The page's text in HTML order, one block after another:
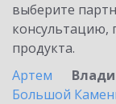
выберите
консультацию,
продукта.
Артем
Большой